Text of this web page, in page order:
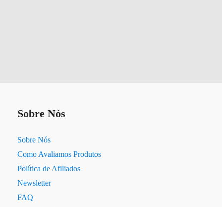
Sobre Nós
Sobre Nós
Como Avaliamos Produtos
Política de Afiliados
Newsletter
FAQ